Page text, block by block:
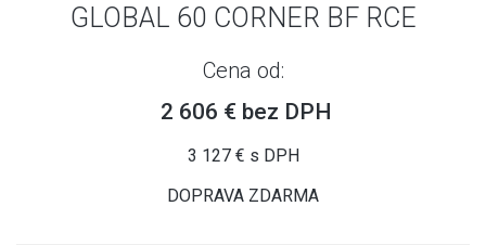
GLOBAL 60 CORNER BF RCE
Cena od:
2 606 € bez DPH
3 127 € s DPH
DOPRAVA ZDARMA